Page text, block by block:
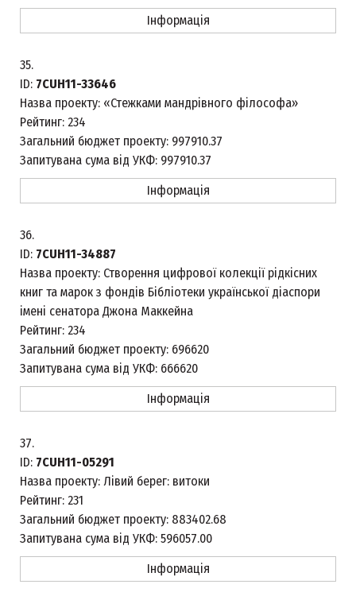
Інформація
35.
ID: 7CUH11-33646
Назва проекту: «Стежками мандрівного філософа»
Рейтинг: 234
Загальний бюджет проекту: 997910.37
Запитувана сума від УКФ: 997910.37
Інформація
36.
ID: 7CUH11-34887
Назва проекту: Створення цифрової колекції рідкісних
книг та марок з фондів Бібліотеки української діаспори
імені сенатора Джона Маккейна
Рейтинг: 234
Загальний бюджет проекту: 696620
Запитувана сума від УКФ: 666620
Інформація
37.
ID: 7CUH11-05291
Назва проекту: Лівий берег: витоки
Рейтинг: 231
Загальний бюджет проекту: 883402.68
Запитувана сума від УКФ: 596057.00
Інформація